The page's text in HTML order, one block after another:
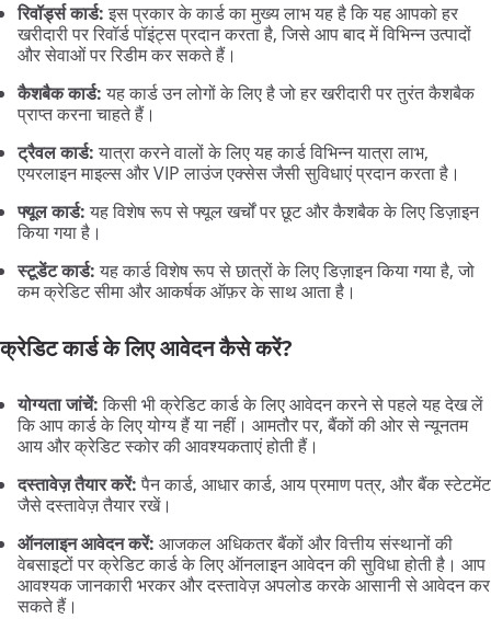
रिवॉर्ड्स कार्ड: इस प्रकार के कार्ड का मुख्य लाभ यह है कि यह आपको हर
खरीदारी पर रिवॉर्ड पॉइंट्स प्रदान करता है, जिसे आप बाद में विभिन्न उत्पादों
और सेवाओं पर रिडीम कर सकते हैं।
कैशबैक कार्ड: यह कार्ड उन लोगों के लिए है जो हर खरीदारी पर तुरंत कैशबैक
प्राप्त करना चाहते हैं।
ट्रैवल कार्ड: यात्रा करने वालों के लिए यह कार्ड विभिन्न यात्रा लाभ,
एयरलाइन माइल्स और VIP लाउंज एक्सेस जैसी सुविधाएं प्रदान करता है।
फ्यूल कार्ड: यह विशेष रूप से फ्यूल खर्चों पर छूट और कैशबैक के लिए डिज़ाइन
किया गया है।
स्टूडेंट कार्ड: यह कार्ड विशेष रूप से छात्रों के लिए डिज़ाइन किया गया है, जो
कम क्रेडिट सीमा और आकर्षक ऑफ़र के साथ आता है।
क्रेडिट कार्ड के लिए आवेदन कैसे करें?
योग्यता जांचें: किसी भी क्रेडिट कार्ड के लिए आवेदन करने से पहले यह देख लें
कि आप कार्ड के लिए योग्य हैं या नहीं। आमतौर पर, बैंकों की ओर से न्यूनतम
आय और क्रेडिट स्कोर की आवश्यकताएं होती हैं।
दस्तावेज़ तैयार करें: पैन कार्ड, आधार कार्ड, आय प्रमाण पत्र, और बैंक स्टेटमेंट
जैसे दस्तावेज़ तैयार रखें।
ऑनलाइन आवेदन करें: आजकल अधिकतर बैंकों और वित्तीय संस्थानों की
वेबसाइटों पर क्रेडिट कार्ड के लिए ऑनलाइन आवेदन की सुविधा होती है। आप
आवश्यक जानकारी भरकर और दस्तावेज़ अपलोड करके आसानी से आवेदन कर
सकते हैं।